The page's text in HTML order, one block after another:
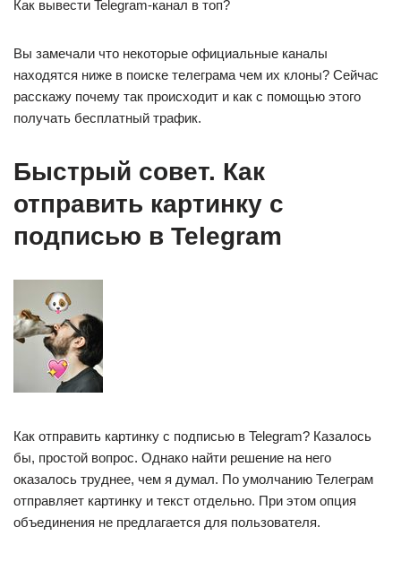
Как вывести Telegram-канал в топ?
Вы замечали что некоторые официальные каналы
находятся ниже в поиске телеграма чем их клоны? Сейчас
расскажу почему так происходит и как с помощью этого
получать бесплатный трафик.
Быстрый совет. Как
отправить картинку с
подписью в Telegram
Как отправить картинку с подписью в Telegram? Казалось
бы, простой вопрос. Однако найти решение на него
оказалось труднее, чем я думал. По умолчанию Телеграм
отправляет картинку и текст отдельно. При этом опция
объединения не предлагается для пользователя.